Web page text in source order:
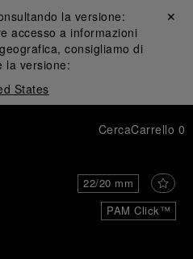
la versione:
accesso a informazioni
consigliamo di
la versione:
States
Chiudi ✕
CercaCarrello 0
PAM Click™
22/20 mm